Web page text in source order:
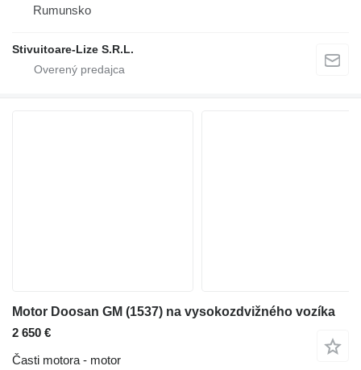
Rumunsko
Stivuitoare-Lize S.R.L.
Motor Doosan GM (1537) na vysokozdvižného vozíka
2 650 €
Časti motora - motor